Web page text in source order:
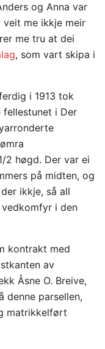
og Anna var
me ikkje meir
me tru at dei
, som vart skipa i
i 1913 tok
fellestunet i Der
2 høgd. Der var ei
på midten, og
ikkje, så all
i den
kontrakt med
av
Åsne O. Breive,
denne parsellen,
matrikkelført